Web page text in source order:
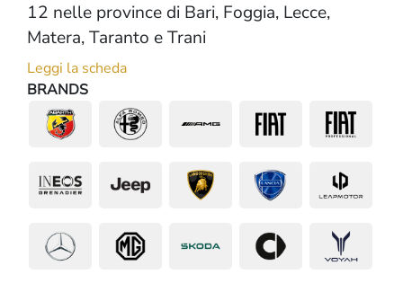
12 nelle province di Bari, Foggia, Lecce,
Matera, Taranto e Trani
Leggi la scheda
BRANDS